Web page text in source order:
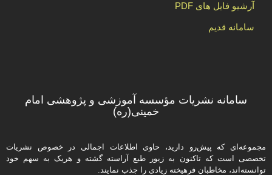
آرشیو فایل های PDF
سامانه قدیم
سامانه نشریات مؤسسه آموزشی و پژوهشی امام
خمینی(ره)
مجموعه‌ای که پیش‌رو دارید،‌ حاوی اطلاعات اجمالی در خصوص نشریات
تخصصی است که تاکنون به زیور طبع آراسته گشته و هریک به سهم خود
توانسته‌اند، مخاطبان فرهیخته‌ زیادی را جذب نمایند.